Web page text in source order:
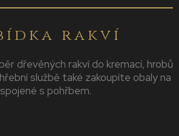
rakví
dřevěných rakví do kremací, hrobů
službě také zakoupíte obaly na
s pohřbem.